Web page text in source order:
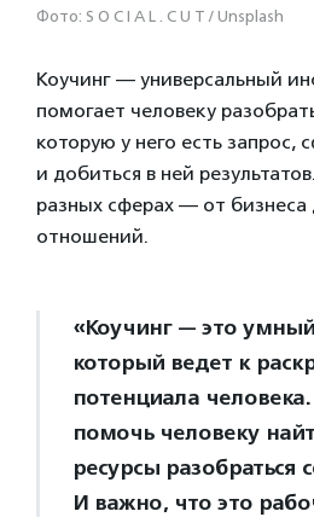
Фото: S O C I A L . C U T / Unsplash
Коучинг — универсальный
помогает человеку
которую у него есть запрос,
и добиться в ней
разных сферах — от бизнеса
отношений.
«Коучинг — это
который ведет к
потенциала
помочь человеку
ресурсы разобраться
И важно, что это